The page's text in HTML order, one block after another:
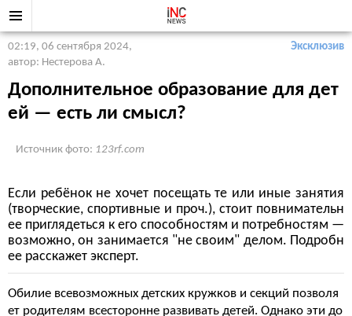
Эксклюзив
02:19, 06 сентября 2024,
автор: Нестерова А.
Дополнительное образование для дет
ей — есть ли смысл?
Источник фото: 123rf.com
Если ребёнок не хочет посещать те или иные занятия
(творческие, спортивные и проч.), стоит повнимательн
ее приглядеться к его способностям и потребностям —
возможно, он занимается "не своим" делом. Подробн
ее расскажет эксперт.
Обилие всевозможных детских кружков и секций позволя
ет родителям всесторонне развивать детей. Однако эти до